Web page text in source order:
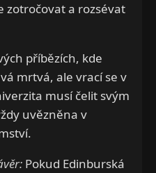
zotročovat a rozsévat
příbězích, kde
mrtvá, ale vrací se v
musí čelit svým
uvězněna v
Pokud Edinburská